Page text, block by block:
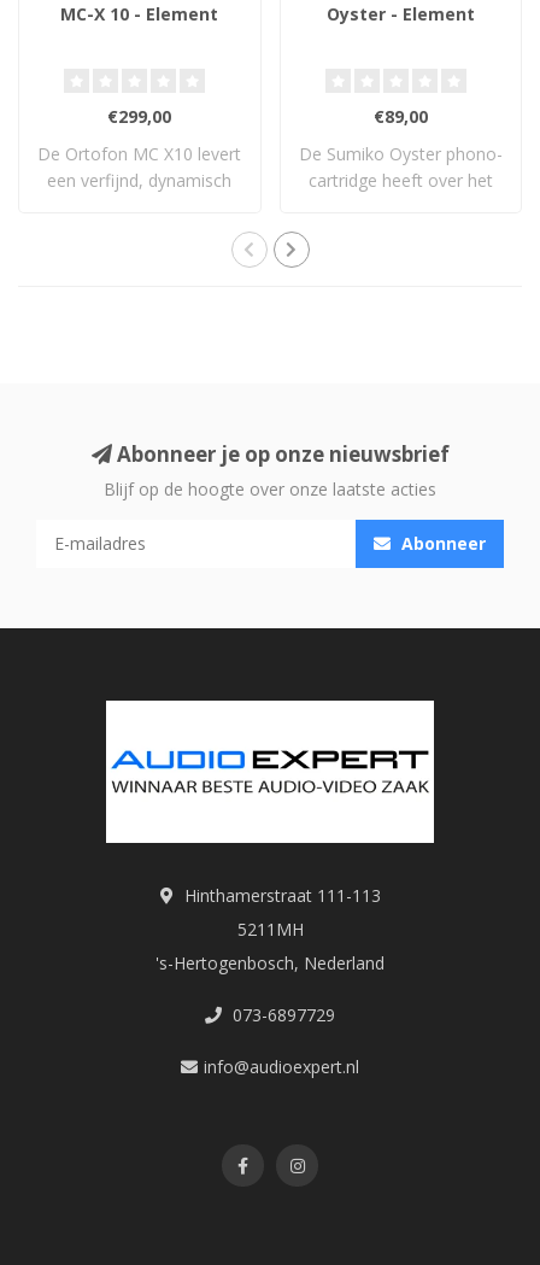
MC-X 10 - Element
€299,00
De Ortofon MC X10 levert
een verfijnd, dynamisch
Oyster - Element
€89,00
De Sumiko Oyster phono-
cartridge heeft over het
Abonneer je op onze nieuwsbrief
Blijf op de hoogte over onze laatste acties
Abonneer
Hinthamerstraat 111-113
5211MH
's-Hertogenbosch, Nederland
073-6897729
info@audioexpert.nl